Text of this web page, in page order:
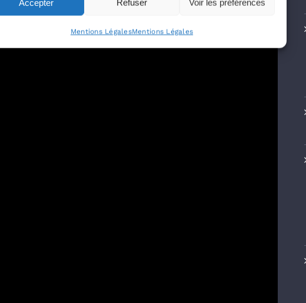
Accepter Refuser Voir les préférences
Mentions LégalesMentions Légales